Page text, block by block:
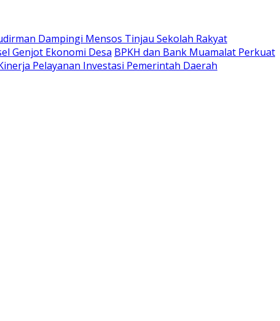
Dampingi Mensos Tinjau Sekolah Rakyat
Genjot Ekonomi Desa BPKH dan Bank Muamalat Perkuat
Pelayanan Investasi Pemerintah Daerah